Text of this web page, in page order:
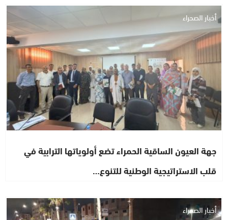
أخبار الصحراء
جهة العيون الساقية الحمراء تضع أولوياتها الترابية في
قلب الاستراتيجية الوطنية للتنوع…
أخبار الصحراء